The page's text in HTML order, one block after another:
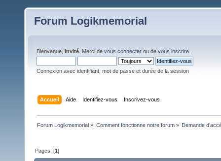
Forum Logikmemorial
Bienvenue, Invité . Merci de vous connecter ou de vous inscrire
Connexion avec identifiant, mot de passe et durée de la session
Accueil Aide Identifiez-vous Inscrivez-vous
Forum Logikmemorial » Comment fonctionne notre forum» Demande
Pages: [1]